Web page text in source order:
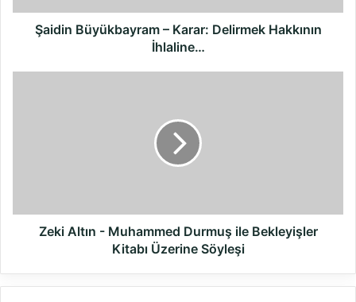
Şaidin Büyükbayram – Karar: Delirmek Hakkının
İhlaline…
Üzerine
SöyleşiZeki Altın - Muhammed Durmuş ile Bekleyişler
Kitabı Üzerine Söyleşi